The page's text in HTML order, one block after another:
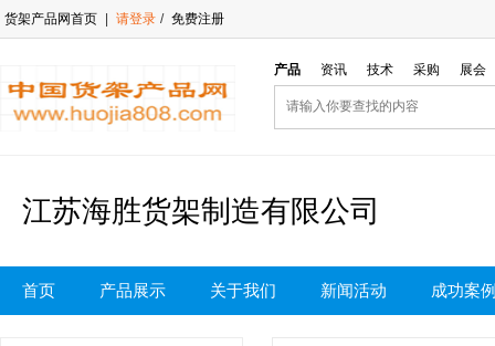
货架产品网首页 请登录 / 免费注册
产品 资讯 技术 采购 展会
江苏海胜货架制造有限公司
首页 产品展示 关于我们 新闻活动 成功案